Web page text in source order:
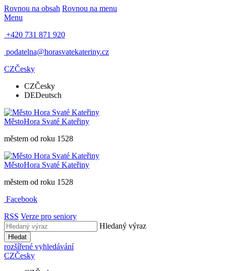
Rovnou na obsah Rovnou na menu
Menu
+420 731 871 920
podatelna@horasvatekateriny.cz
CZČesky
CZČesky
DEDeutsch
MěstoHora Svaté Kateřiny
městem od roku 1528
MěstoHora Svaté Kateřiny
městem od roku 1528
Facebook
RSS Verze pro seniory
Hledaný výraz
Hledat
rozšířené vyhledávání
CZČesky